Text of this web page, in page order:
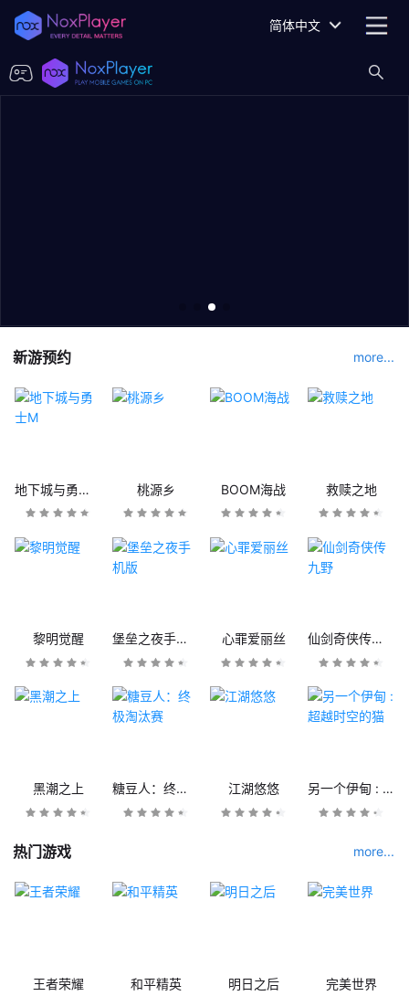
简体中文
新游预约 more...
地下城与勇士M 桃源乡 BOOM海战 救赎之地
黎明觉醒 堡垒之夜手机版 心罪爱丽丝 仙剑奇侠传九野
黑潮之上 糖豆人：终极淘汰赛 江湖悠悠 另一个伊甸 : 超越时空的猫
热门游戏 more...
王者荣耀 和平精英 明日之后 完美世界